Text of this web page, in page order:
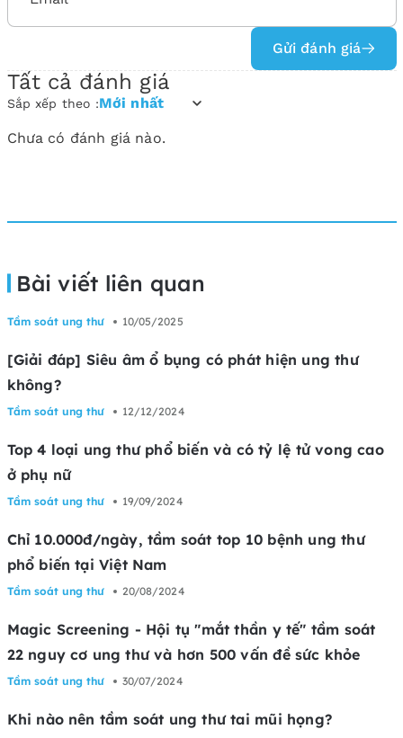
Gửi đánh giá
Tất cả đánh giá
Sắp xếp theo :Mới nhất
Chưa có đánh giá nào.
Bài viết liên quan
Tầm soát ung thư 10/05/2025
[Giải đáp] Siêu âm ổ bụng có phát hiện ung thư
không?
Tầm soát ung thư 12/12/2024
Top 4 loại ung thư phổ biến và có tỷ lệ tử vong cao
ở phụ nữ
Tầm soát ung thư 19/09/2024
Chỉ 10.000đ/ngày, tầm soát top 10 bệnh ung thư
phổ biến tại Việt Nam
Tầm soát ung thư 20/08/2024
Magic Screening - Hội tụ "mắt thần y tế" tầm soát
22 nguy cơ ung thư và hơn 500 vấn đề sức khỏe
Tầm soát ung thư 30/07/2024
Khi nào nên tầm soát ung thư tai mũi họng?